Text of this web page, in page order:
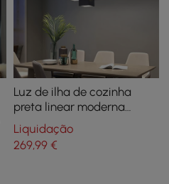
Luz de ilha de cozinha
preta linear moderna
Luminária pendente
quadrada de 6 luzes
Liquidação
269,99€